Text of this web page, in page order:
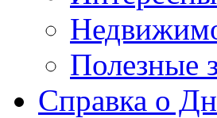
Полезные
Справка о